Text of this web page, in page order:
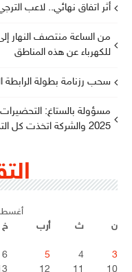
أثر اتفاق نهائي.. لاعب
من الساعة منتصف النهار
للكهرباء عن هذه المناطق
سحب رزنامة بطولة الرابطة
مسؤولة بالستاغ:
2025 والشركة اتخذت كل التدابير الممكنة
أغسطس
ن
ث أرب خ
3
4
5
6
10
11
12